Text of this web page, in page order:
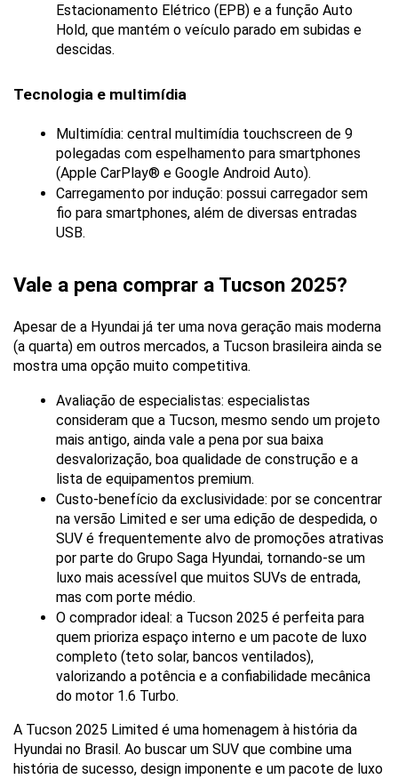
Estacionamento Elétrico (EPB) e a função Auto
Hold, que mantém o veículo parado em subidas e
descidas.
Tecnologia e multimídia
Multimídia: central multimídia touchscreen de 9
polegadas com espelhamento para smartphones
(Apple CarPlay® e Google Android Auto).
Carregamento por indução: possui carregador sem
fio para smartphones, além de diversas entradas
USB.
Vale a pena comprar a Tucson 2025?
Apesar de a Hyundai já ter uma nova geração mais moderna
(a quarta) em outros mercados, a Tucson brasileira ainda se
mostra uma opção muito competitiva.
Avaliação de especialistas: especialistas
consideram que a Tucson, mesmo sendo um projeto
mais antigo, ainda vale a pena por sua baixa
desvalorização, boa qualidade de construção e a
lista de equipamentos premium.
Custo-benefício da exclusividade: por se concentrar
na versão Limited e ser uma edição de despedida, o
SUV é frequentemente alvo de promoções atrativas
por parte do Grupo Saga Hyundai, tornando-se um
luxo mais acessível que muitos SUVs de entrada,
mas com porte médio.
O comprador ideal: a Tucson 2025 é perfeita para
quem prioriza espaço interno e um pacote de luxo
completo (teto solar, bancos ventilados),
valorizando a potência e a confiabilidade mecânica
do motor 1.6 Turbo.
A Tucson 2025 Limited é uma homenagem à história da
Hyundai no Brasil. Ao buscar um SUV que combine uma
história de sucesso, design imponente e um pacote de luxo